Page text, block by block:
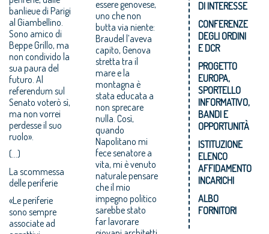
banlieue di Parigi
al Giambellino.
Sono amico di
Beppe Grillo, ma
non condivido la
sua paura del
futuro. Al
referendum sul
Senato voterò sì,
ma non vorrei
perdesse il suo
ruolo».
(...)
La scommessa
delle periferie
«Le periferie
sono sempre
associate ad
essere genovese,
uno che non
butta via niente:
Braudel l’aveva
capito, Genova
stretta tra il
mare e la
montagna è
stata educata a
non sprecare
nulla. Così,
quando
Napolitano mi
fece senatore a
vita, mi è venuto
naturale pensare
che il mio
impegno politico
sarebbe stato
far lavorare
DI INTERESSE
CONFERENZE
DEGLI ORDINI
E DCR
PROGETTO
EUROPA,
SPORTELLO
INFORMATIVO,
BANDI E
OPPORTUNITÀ
ISTITUZIONE
ELENCO
AFFIDAMENTO
INCARICHI
ALBO
FORNITORI